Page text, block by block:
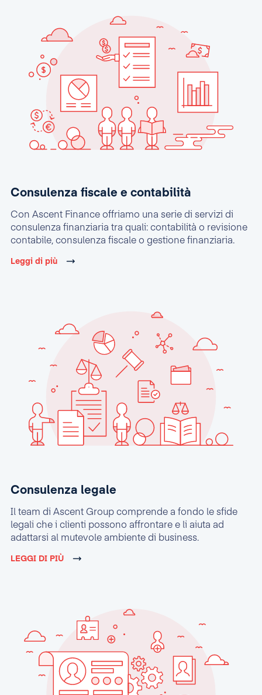
Consulenza fiscale e contabilità
Con Ascent Finance offriamo una serie di servizi di
consulenza finanziaria tra quali: contabilità o revisione
contabile, consulenza fiscale o gestione finanziaria.
Leggi di più
Consulenza legale
Il team di Ascent Group comprende a fondo le sfide
legali che i clienti possono affrontare e li aiuta ad
adattarsi al mutevole ambiente di business.
LEGGI DI PIÙ